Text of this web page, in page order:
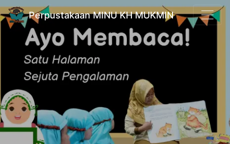
Perpustakaan MINU KH MUKMIN